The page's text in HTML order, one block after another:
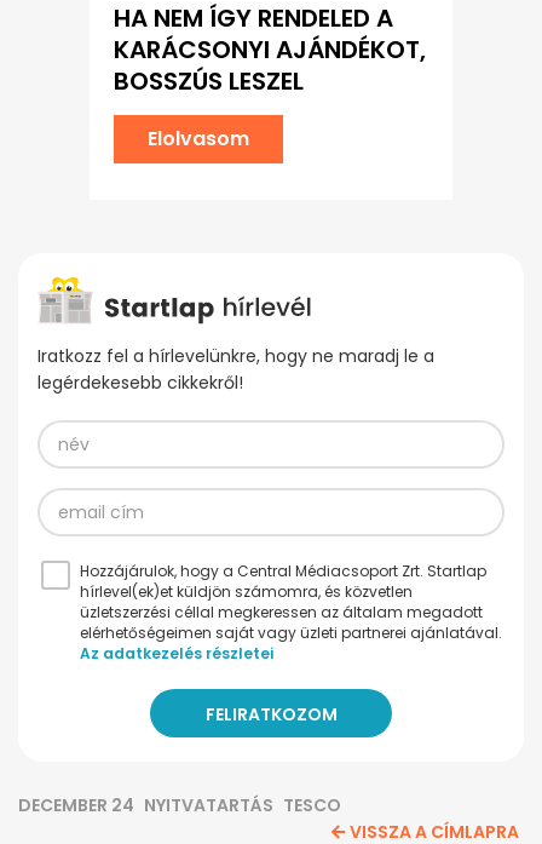
HA NEM ÍGY RENDELED A
KARÁCSONYI AJÁNDÉKOT,
BOSSZÚS LESZEL
Elolvasom
Iratkozz fel a hírlevelünkre, hogy ne maradj le a
legérdekesebb cikkekről!
Hozzájárulok, hogy a Central Médiacsoport Zrt. Startlap
hírlevel(ek)et küldjön számomra, és közvetlen
üzletszerzési céllal megkeressen az általam megadott
elérhetőségeimen saját vagy üzleti partnerei ajánlatával.
Az adatkezelés részletei
DECEMBER 24 NYITVATARTÁS TESCO
VISSZA A CÍMLAPRA